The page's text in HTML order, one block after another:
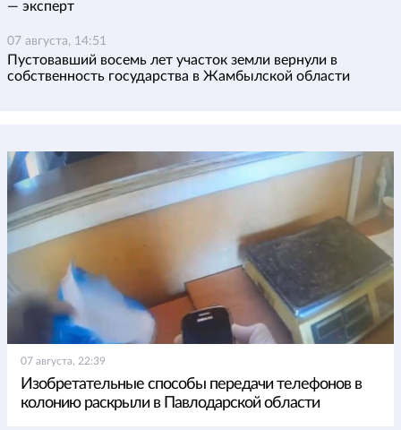
— эксперт
07 августа, 14:51
Пустовавший восемь лет участок земли вернули в
собственность государства в Жамбылской области
07 августа, 22:39
Изобретательные способы передачи телефонов в
колонию раскрыли в Павлодарской области